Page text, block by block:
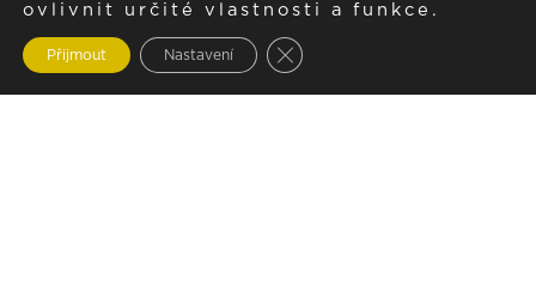
ovlivnit určité vlastnosti a funkce.
Přijmout Nastavení Zavřít cookie lištu GDPR